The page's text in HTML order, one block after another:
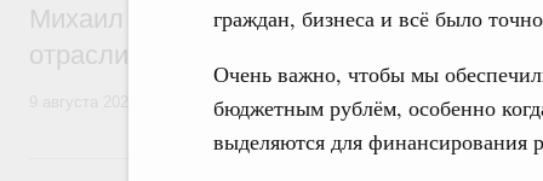
граждан, бизнеса и всё было
Очень важно, чтобы мы
бюджетным рублём, особенно
выделяются для финансирования
Михаил Мишустин поздравил
отрасли с профессиональным
9 августа 2026 года отмечается профессиональный праздник –
8 августа, суббота